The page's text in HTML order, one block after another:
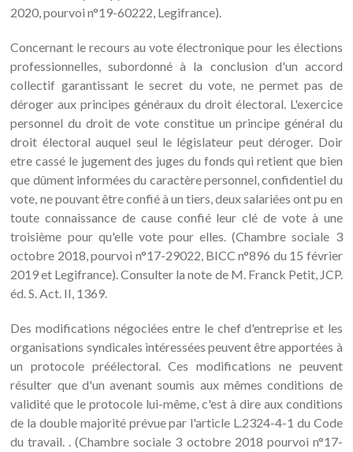
2020, pourvoi n°19-60222, Legifrance).
Concernant le recours au vote électronique pour les élections
professionnelles, subordonné à la conclusion d'un accord
collectif garantissant le secret du vote, ne permet pas de
déroger aux principes généraux du droit électoral. L'exercice
personnel du droit de vote constitue un principe général du
droit électoral auquel seul le législateur peut déroger. Doir
etre cassé le jugement des juges du fonds qui retient que bien
que dûment informées du caractère personnel, confidentiel du
vote, ne pouvant être confié à un tiers, deux salariées ont pu en
toute connaissance de cause confié leur clé de vote à une
troisième pour qu'elle vote pour elles. (Chambre sociale 3
octobre 2018, pourvoi n°17-29022, BICC n°896 du 15 février
2019 et Legifrance). Consulter la note de M. Franck Petit, JCP.
éd. S. Act. II, 1369.
Des modifications négociées entre le chef d'entreprise et les
organisations syndicales intéressées peuvent être apportées à
un protocole préélectoral. Ces modifications ne peuvent
résulter que d'un avenant soumis aux mêmes conditions de
validité que le protocole lui-même, c'est à dire aux conditions
de la double majorité prévue par l'article L.2324-4-1 du Code
du travail. . (Chambre sociale 3 octobre 2018 pourvoi n°17-